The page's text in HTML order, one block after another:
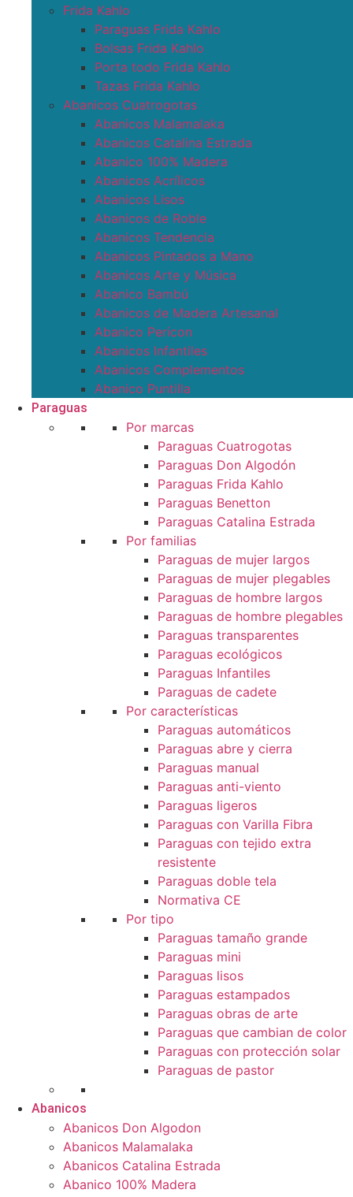
Frida Kahlo
Paraguas Frida Kahlo
Bolsas Frida Kahlo
Porta todo Frida Kahlo
Tazas Frida Kahlo
Abanicos Cuatrogotas
Abanicos Malamalaka
Abanicos Catalina Estrada
Abanico 100% Madera
Abanicos Acrílicos
Abanicos Lisos
Abanicos de Roble
Abanicos Tendencia
Abanicos Pintados a Mano
Abanicos Arte y Música
Abanico Bambú
Abanicos de Madera Artesanal
Abanico Pericon
Abanicos Infantiles
Abanicos Complementos
Abanico Puntilla
Paraguas
Por marcas
Paraguas Cuatrogotas
Paraguas Don Algodón
Paraguas Frida Kahlo
Paraguas Benetton
Paraguas Catalina Estrada
Por familias
Paraguas de mujer largos
Paraguas de mujer plegables
Paraguas de hombre largos
Paraguas de hombre plegables
Paraguas transparentes
Paraguas ecológicos
Paraguas Infantiles
Paraguas de cadete
Por características
Paraguas automáticos
Paraguas abre y cierra
Paraguas manual
Paraguas anti-viento
Paraguas ligeros
Paraguas con Varilla Fibra
Paraguas con tejido extra
resistente
Paraguas doble tela
Normativa CE
Por tipo
Paraguas tamaño grande
Paraguas mini
Paraguas lisos
Paraguas estampados
Paraguas obras de arte
Paraguas que cambian de color
Paraguas con protección solar
Paraguas de pastor
Abanicos
Abanicos Don Algodon
Abanicos Malamalaka
Abanicos Catalina Estrada
Abanico 100% Madera